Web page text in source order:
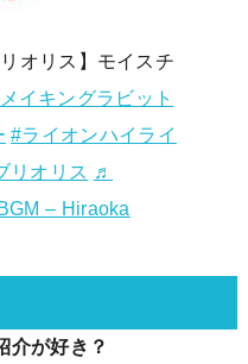
オリス】モイスチ
イキングラビット
#ライオンハイライ
リオリス
♬
– Hiraoka
介が好き？